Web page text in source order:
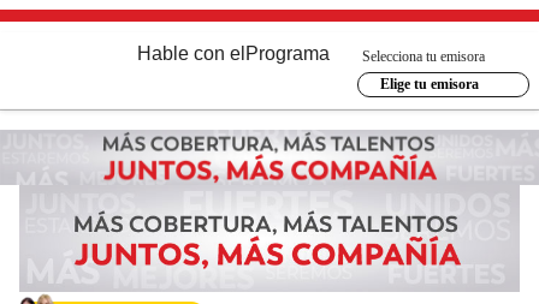
Hable con el Programa
Selecciona tu emisora
Elige tu emisora